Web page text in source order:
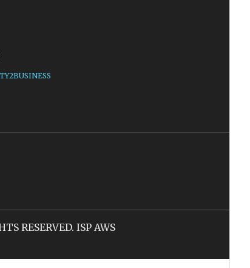
RESERVED. ISP AWS